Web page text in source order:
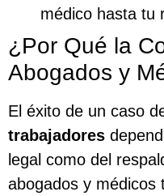
médico hasta tu
¿Por Qué la
Abogados y
El éxito de un caso
trabajadores
legal como del
abogados y médicos